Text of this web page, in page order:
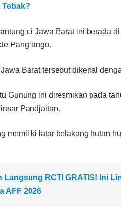
Tebak?
di Jawa Barat ini berada
Pangrango.
Barat tersebut dikenal
Gunung ini diresmikan pada
Pandjaitan.
memiliki latar belakang hutan
Langsung RCTI GRATIS! Ini
AFF 2026